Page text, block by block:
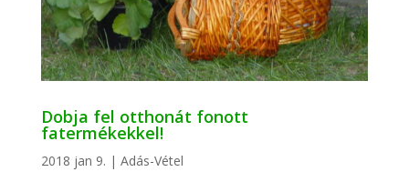
Dobja fel otthonát fonott
fatermékekkel!
2018 jan 9. | Adás-Vétel